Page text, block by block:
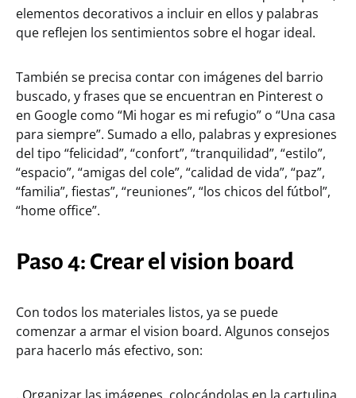
elementos decorativos a incluir en ellos y palabras
que reflejen los sentimientos sobre el hogar ideal.
También se precisa contar con imágenes del barrio
buscado, y frases que se encuentran en Pinterest o
en Google como “Mi hogar es mi refugio” o “Una casa
para siempre”. Sumado a ello, palabras y expresiones
del tipo “felicidad”, “confort”, “tranquilidad”, “estilo”,
“espacio”, “amigas del cole”, “calidad de vida”, “paz”,
“familia”, fiestas”, “reuniones”, “los chicos del fútbol”,
“home office”.
Paso 4: Crear el vision board
Con todos los materiales listos, ya se puede
comenzar a armar el vision board. Algunos consejos
para hacerlo más efectivo, son: